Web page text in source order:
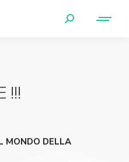
!!!
MONDO DELLA